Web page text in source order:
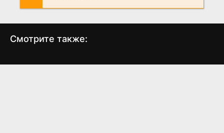
Смотрите также:
Поток
История древней